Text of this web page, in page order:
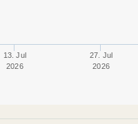
13. Jul
2026
27. Jul
2026